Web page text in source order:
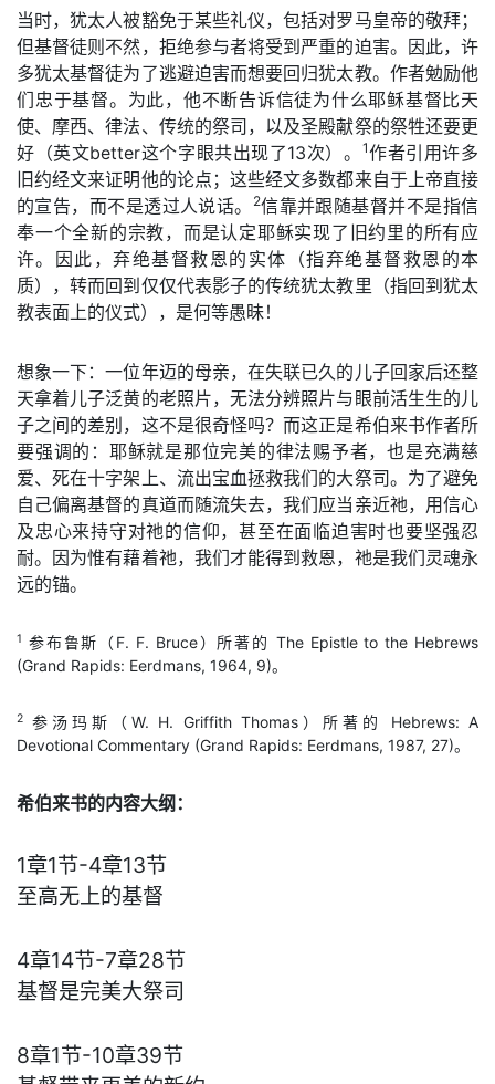
当时，犹太人被豁免于某些礼仪，包括对罗马皇帝的敬拜；
但基督徒则不然，拒绝参与者将受到严重的迫害。因此，许
多犹太基督徒为了逃避迫害而想要回归犹太教。作者勉励他
们忠于基督。为此，他不断告诉信徒为什么耶稣基督比天
使、摩西、律法、传统的祭司，以及圣殿献祭的祭牲还要更
好（英文better这个字眼共出现了13次）。
1作者引用许多
旧约经文来证明他的论点；这些经文多数都来自于上帝直接
的宣告，而不是透过人说话。
2信靠并跟随基督并不是指信
奉一个全新的宗教，而是认定耶稣实现了旧约里的所有应
许。因此，弃绝基督救恩的实体（指弃绝基督救恩的本
质），转而回到仅仅代表影子的传统犹太教里（指回到犹太
教表面上的仪式），是何等愚昧！
想象一下：一位年迈的母亲，在失联已久的儿子回家后还整
天拿着儿子泛黄的老照片，无法分辨照片与眼前活生生的儿
子之间的差别，这不是很奇怪吗？而这正是希伯来书作者所
要强调的：耶稣就是那位完美的律法赐予者，也是充满慈
爱、死在十字架上、流出宝血拯救我们的大祭司。为了避免
自己偏离基督的真道而随流失去，我们应当亲近祂，用信心
及忠心来持守对祂的信仰，甚至在面临迫害时也要坚强忍
耐。因为惟有藉着祂，我们才能得到救恩，祂是我们灵魂永
远的锚。
1 参布鲁斯（F. F. Bruce）所著的 The Epistle to the Hebrews
(Grand Rapids: Eerdmans, 1964, 9)。
2
参汤玛斯（W. H. Griffith Thomas）所著的 Hebrews: A
Devotional Commentary (Grand Rapids: Eerdmans, 1987, 27)。
希伯来书的内容大纲：
1章1节-4章13节
至高无上的基督
4章14节-7章28节
基督是完美大祭司
8章1节-10章39节